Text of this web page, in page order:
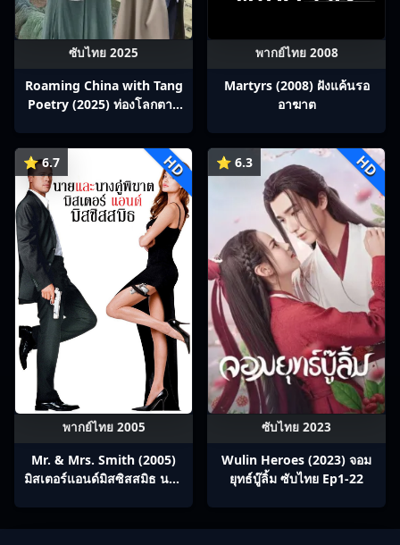
ซับไทย 2025
Roaming China with Tang
Poetry (2025) ท่องโลกตาม
พากย์ไทย 2008
Martyrs (2008) ฝังแค้นรอ
อาฆาต
⭐ 6.7 HD
พากย์ไทย 2005
Mr. & Mrs. Smith (2005)
มิสเตอร์แอนด์มิสซิสสมิธ นาย
⭐ 6.3 HD
ซับไทย 2023
Wulin Heroes (2023) จอม
ยุทธ์บู๊ลิ้ม ซับไทย Ep1-22